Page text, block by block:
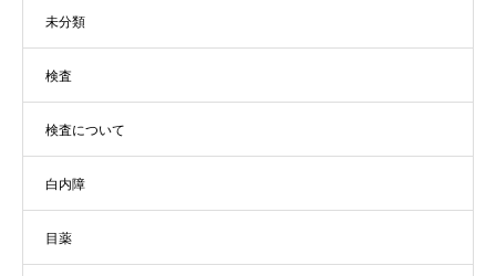
未分類
検査
検査について
白内障
目薬